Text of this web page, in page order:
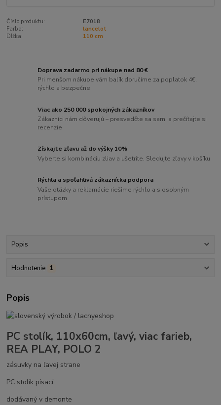
Číslo produktu:
E7018
Farba:
lancelot
Dĺžka:
110 cm
Doprava zadarmo pri nákupe nad 80 €
Pri menšom nákupe vám balík doručíme za poplatok 4€,
rýchlo a bezpečne
Viac ako 250 000 spokojných zákazníkov
Zákazníci nám dôverujú – presvedčte sa sami a prečítajte si
recenzie
Získajte zľavu až do výšky 10%
Vyberte si kombináciu zliav a ušetrite. Sledujte zľavy v košíku
Rýchla a spoľahlivá zákaznícka podpora
Vaše otázky a reklamácie riešime rýchlo a s osobným
prístupom
Popis
Hodnotenie 1
Popis
PC stolík, 110x60cm, ľavý, viac farieb,
REA PLAY, POLO 2
zásuvky na ľavej strane
PC stolík písací
dodávaný v demonte